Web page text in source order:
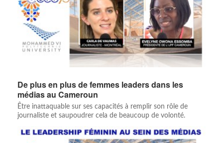
De plus en plus de femmes leaders dans les
médias au Cameroun
Être inattaquable sur ses capacités à remplir son rôle de
journaliste et saupoudrer cela de beaucoup de volonté.